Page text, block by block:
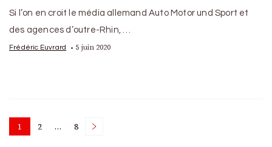
Si l’on en croit le média allemand Auto Motor und Sport et
des agences d’outre-Rhin, …
Frédéric Euvrard 5 juin 2020
Posts
Page
1 Page
2 … Page
8